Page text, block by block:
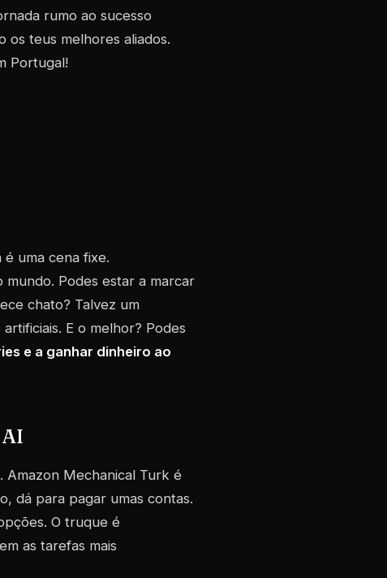
rumo ao sucesso
os teus melhores aliados.
Portugal!
uma cena fixe.
mundo. Podes estar a marcar
chato? Talvez um
E o melhor? Podes
e a ganhar dinheiro ao
Amazon Mechanical Turk é
dá para pagar umas contas.
O truque é
as tarefas mais